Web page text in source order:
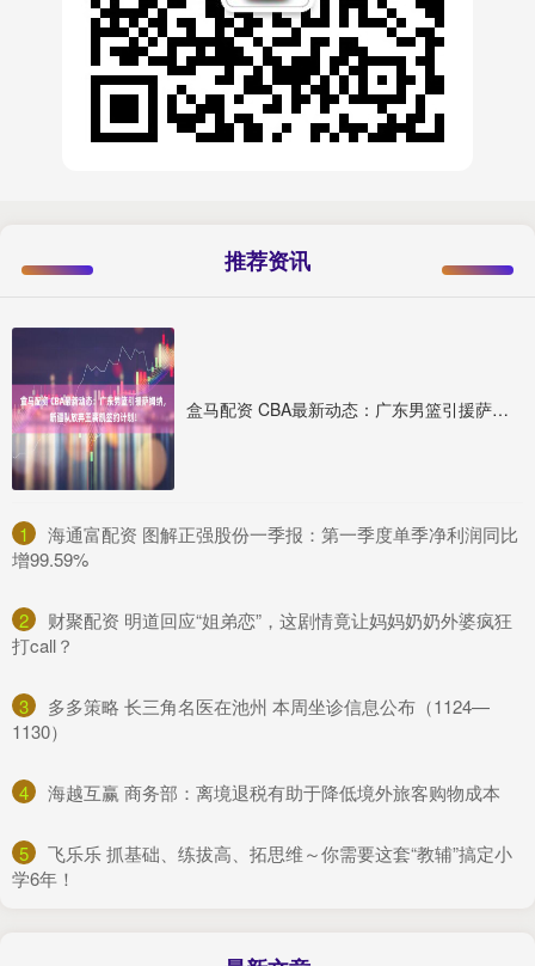
推荐资讯
盒马配资 CBA最新动态：广东男篮引援萨姆纳，新疆队放弃王薪凯签约计划！
1
​海通富配资 图解正强股份一季报：第一季度单季净利润同比
增99.59%
2
​财聚配资 明道回应“姐弟恋”，这剧情竟让妈妈奶奶外婆疯狂
打call？
3
​多多策略 长三角名医在池州 本周坐诊信息公布（1124—
1130）
4 ​海越互赢 商务部：离境退税有助于降低境外旅客购物成本
5
​飞乐乐 抓基础、练拔高、拓思维～你需要这套“教辅”搞定小
学6年！